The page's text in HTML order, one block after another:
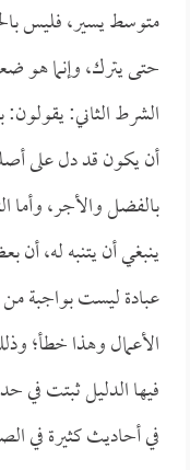
متوسط يسير، فليس
حتى يترك، وإنما
الشرط الثاني: يقولون:
أن يكون قد دل على
بالفضل والأجر،
ينبغي أن يتنبه له،
عبادة ليست بواجبة
الأعمال وهذا خطأ؛
فيها الدليل ثبتت في
في أحاديث كثيرة في